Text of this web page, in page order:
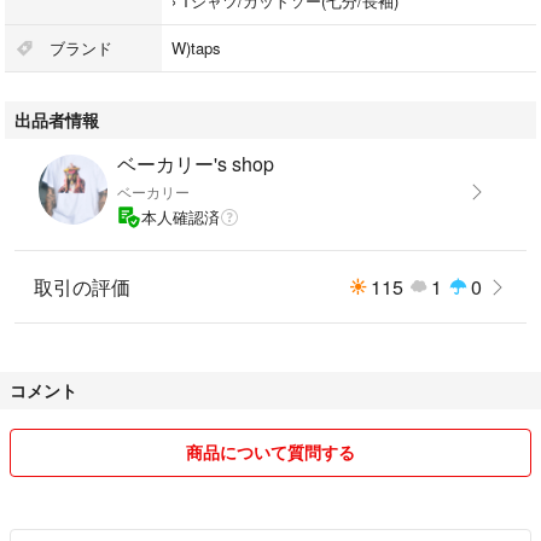
ブランド W)taps
出品者情報
ベーカリー's shop
ベーカリー
本人確認済
取引の評価 115 1 0
コメント
商品について質問する